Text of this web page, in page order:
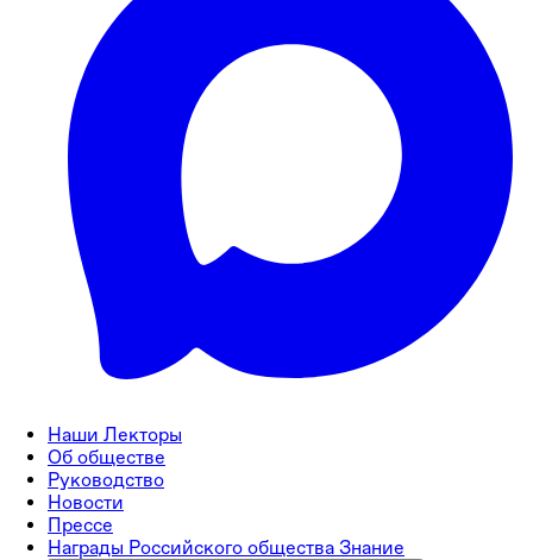
Наши Лекторы
Об обществе
Руководство
Новости
Прессе
Награды Российского общества Знание